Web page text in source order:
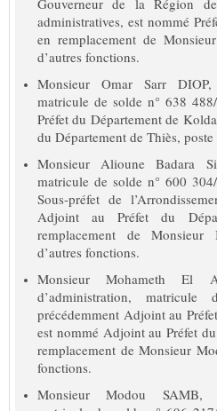
administratives, est nommé
en remplacement de
d’autres fonctions.
Monsieur Omar Sarr DIOP,
matricule de solde n° 638
Préfet du Département de
du Département de Thiès, poste
Monsieur Alioune Badara
matricule de solde n° 600
Sous-préfet de
Adjoint au Préfet du
remplacement de
d’autres fonctions.
Monsieur Mohameth El
d’administration,
précédemment Adjoint au
est nommé Adjoint au Préfet
remplacement de Monsieur
fonctions.
Monsieur Modou SAMB,